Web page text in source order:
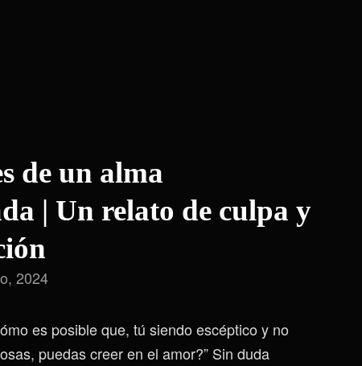
de un alma
| Un relato de culpa y
2024
es posible que, tú siendo escéptico y no
puedas creer en el amor?” Sin duda